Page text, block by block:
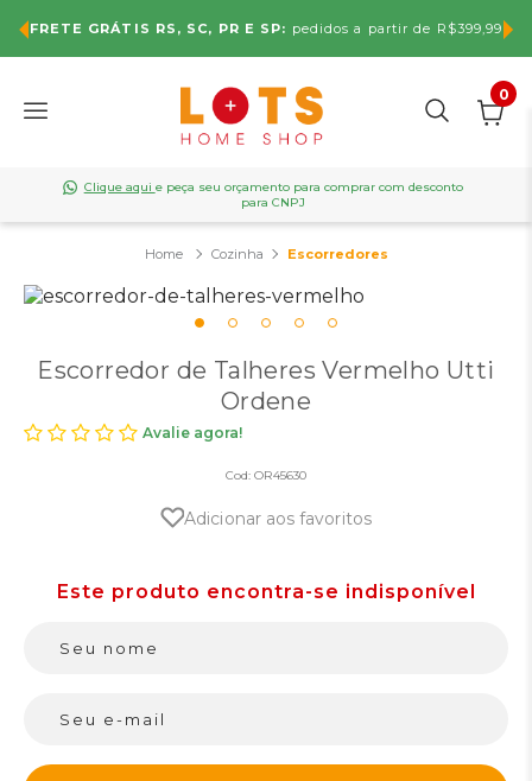
FRETE GRÁTIS RS, SC, PR E SP: pedidos a partir de R$399,99
0
Clique aqui e peça seu orçamento para comprar com desconto
para CNPJ
Cozinha Escorredores
Escorredor de Talheres Vermelho Utti
Ordene
Avalie agora!
Cod:OR45630
Adicionar aos favoritos